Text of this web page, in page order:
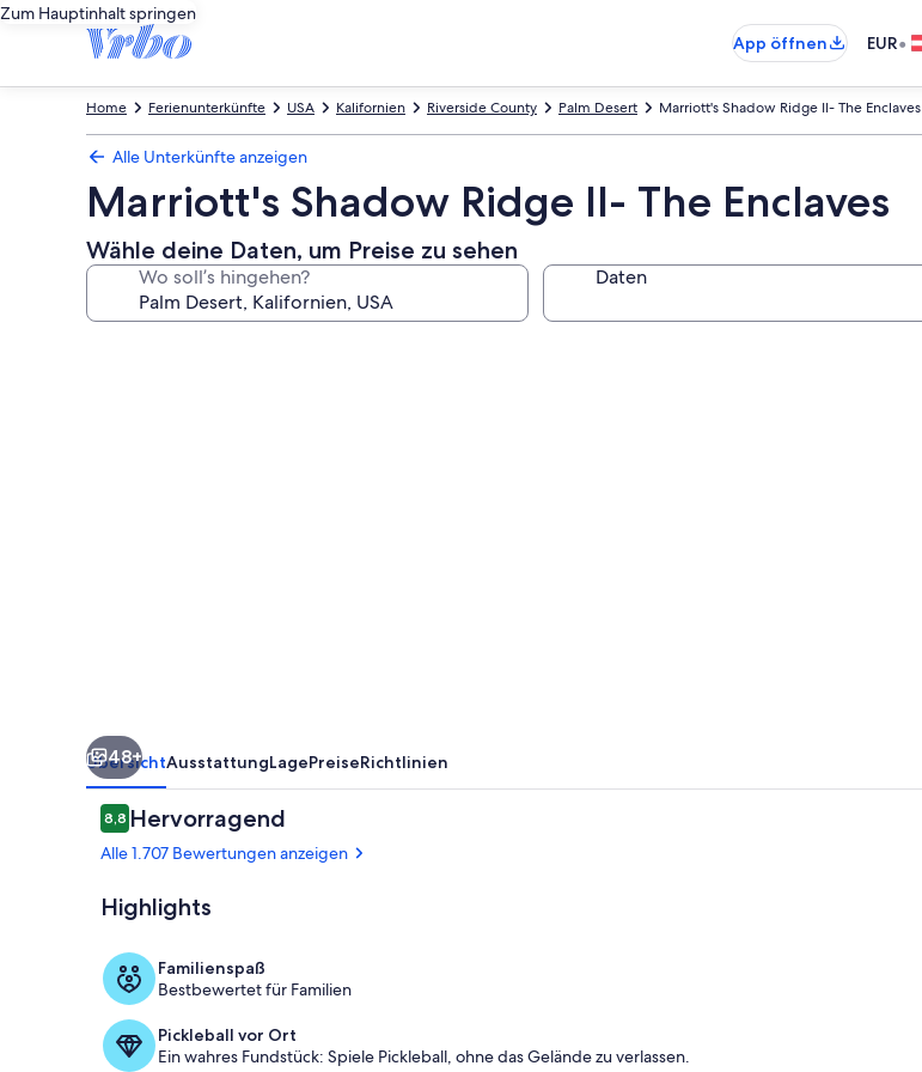
Zum Hauptinhalt springen
App öffnen
EUR•
Marriott's Shadow Ridge II- The Enclaves
Palm Desert
Riverside County
Kalifornien
USA
Ferienunterkünfte
Home
Alle Unterkünfte anzeigen
Marriott's Shadow Ridge II- The Enclaves
Wähle deine Daten, um Preise zu sehen
Wo soll’s hingehen? Daten
48+
ÜbersichtAusstattungLagePreiseRichtlinien
Bewertungen
8,88,8 von 10.
Hervorragend
Alle 1.707 Bewertungen anzeigen
Highlights
Familienspaß
Bestbewertet für Familien
Pickleball vor Ort
Ein wahres Fundstück: Spiele Pickleball, ohne das Gelände zu verlassen.